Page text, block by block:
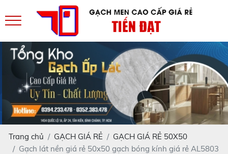
Trang chủ GẠCH GIÁ RẺ
GẠCH GIÁ RẺ 50X50
Gạch lát nền giá rẻ 50x50 gạch bóng kính giá rẻ AL5803